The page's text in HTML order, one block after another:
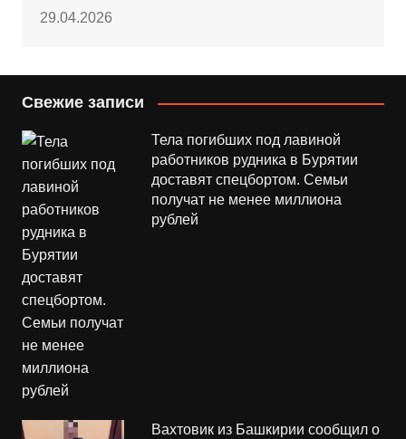
29.04.2026
Свежие записи
Тела погибших под лавиной
работников рудника в Бурятии
доставят спецбортом. Семьи
получат не менее миллиона
рублей
Вахтовик из Башкирии сообщил о